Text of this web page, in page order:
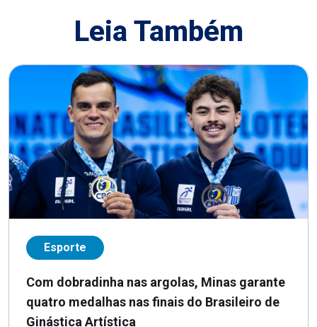
Leia Também
Esporte
Com dobradinha nas argolas, Minas garante
quatro medalhas nas finais do Brasileiro de
Ginástica Artística